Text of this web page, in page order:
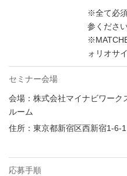
※全て必
参ください
ォリオサ
セミナー会場
会場：株式会社マイナビワーク
ルーム
住所：東京都新宿区西新宿1-6-
応募手順